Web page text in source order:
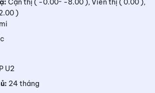
Cận thị ( -0.00~ -8.00 ), Viễn thị ( 0.00 ),
)
U2
24 tháng